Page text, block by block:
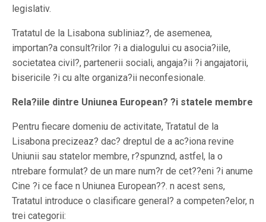
legislativ.
Tratatul de la Lisabona subliniaz?, de asemenea,
importan?a consult?rilor ?i a dialogului cu asocia?iile,
societatea civil?, partenerii sociali, angaja?ii ?i angajatorii,
bisericile ?i cu alte organiza?ii neconfesionale.
Rela?iile dintre Uniunea European? ?i statele membre
Pentru fiecare domeniu de activitate, Tratatul de la
Lisabona precizeaz? dac? dreptul de a ac?iona revine
Uniunii sau statelor membre, r?spunznd, astfel, la o
ntrebare formulat? de un mare num?r de cet??eni ?i anume
Cine ?i ce face n Uniunea European??. n acest sens,
Tratatul introduce o clasificare general? a competen?elor, n
trei categorii: